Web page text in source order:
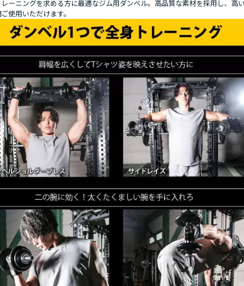
ーニングを求める方に最適なジム用ダンベル。高品質な素材を採用し、高
使用いただけます。